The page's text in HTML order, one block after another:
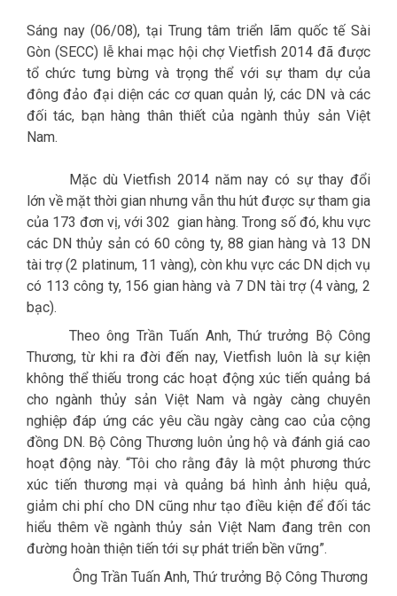
Sáng nay (06/08), tại Trung tâm triển lãm quốc tế Sài
Gòn (SECC) lễ khai mạc hội chợ Vietfish 2014 đã được
tổ chức tưng bừng và trọng thể với sự tham dự của
đông đảo đại diện các cơ quan quản lý, các DN và các
đối tác, bạn hàng thân thiết của ngành thủy sản Việt
Nam.
Mặc dù Vietfish 2014 năm nay có sự thay đổi
lớn về mặt thời gian nhưng vẫn thu hút được sự tham gia
của 173 đơn vị, với 302 gian hàng. Trong số đó, khu vực
các DN thủy sản có 60 công ty, 88 gian hàng và 13 DN
tài trợ (2 platinum, 11 vàng), còn khu vực các DN dịch vụ
có 113 công ty, 156 gian hàng và 7 DN tài trợ (4 vàng, 2
bạc).
Theo ông Trần Tuấn Anh, Thứ trưởng Bộ Công
Thương, từ khi ra đời đến nay, Vietfish luôn là sự kiện
không thể thiếu trong các hoạt động xúc tiến quảng bá
cho ngành thủy sản Việt Nam và ngày càng chuyên
nghiệp đáp ứng các yêu cầu ngày càng cao của cộng
đồng DN. Bộ Công Thương luôn ủng hộ và đánh giá cao
hoạt động này. “Tôi cho rằng đây là một phương thức
xúc tiến thương mại và quảng bá hình ảnh hiệu quả,
giảm chi phí cho DN cũng như tạo điều kiện để đối tác
hiểu thêm về ngành thủy sản Việt Nam đang trên con
đường hoàn thiện tiến tới sự phát triển bền vững”.
Ông Trần Tuấn Anh, Thứ trưởng Bộ Công Thương